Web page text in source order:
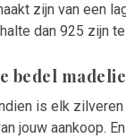
zijn van een
dan 925 zijn
bedel
is elk
jouw aankoop.